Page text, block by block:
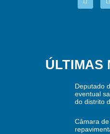
ÚLTIMAS
Deputado
eventual
do distrito
Câmara